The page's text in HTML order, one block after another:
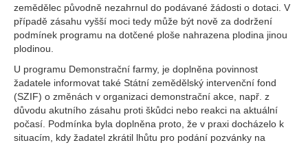
zemědělec původně nezahrnul do podávané žádosti o dotaci. V
případě zásahu vyšší moci tedy může být nově za dodržení
podmínek programu na dotčené ploše nahrazena plodina jinou
plodinou.
U programu Demonstrační farmy, je doplněna povinnost
žadatele informovat také Státní zemědělský intervenční fond
(SZIF) o změnách v organizaci demonstrační akce, např. z
důvodu akutního zásahu proti škůdci nebo reakci na aktuální
počasí. Podmínka byla doplněna proto, že v praxi docházelo k
situacím, kdy žadatel zkrátil lhůtu pro podání pozvánky na